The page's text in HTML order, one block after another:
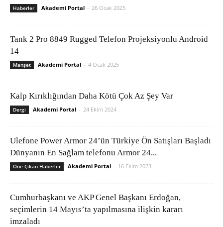
Haberler Akademi Portal - 26 Ocak 2025
Tank 2 Pro 8849 Rugged Telefon Projeksiyonlu Android
14
Manşet Akademi Portal - 4 Ocak 2025
Kalp Kırıklığından Daha Kötü Çok Az Şey Var
Dergi Akademi Portal - 24 Ekim 2024
Ulefone Power Armor 24’ün Türkiye Ön Satışları Başladı
Dünyanın En Sağlam telefonu Armor 24...
Öne Çıkan Haberler Akademi Portal - 16 Ekim 2023
Cumhurbaşkanı ve AKP Genel Başkanı Erdoğan,
seçimlerin 14 Mayıs’ta yapılmasına ilişkin kararı
imzaladı